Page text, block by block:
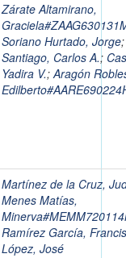
Zárate Altamirano,
Soriano Hurtado, Jorge
Santiago, Carlos A.;
Yadira V.;Aragón
Martínez de la Cruz,
Menes Matías,
Ramírez García,
López, José